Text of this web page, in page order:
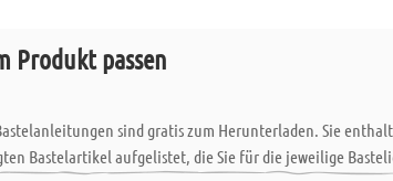
Produkt passen
sind gratis zum Herunterladen. Sie
Bastelartikel aufgelistet, die Sie für die jeweilige